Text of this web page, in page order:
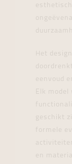
Het
eenvoud
Elk
geschikt
formele
en